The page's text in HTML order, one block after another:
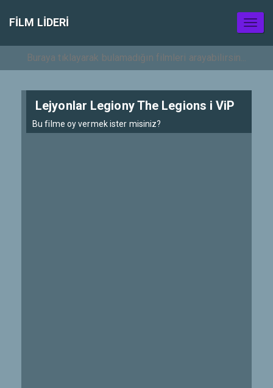
FILM LIDERI
Lejyonlar Legiony The Legions i ViP
Bu filme oy vermek ister misiniz?